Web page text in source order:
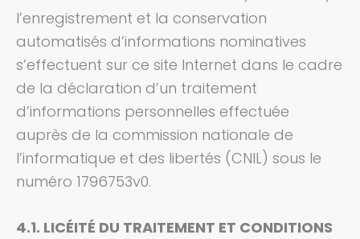
l’enregistrement et la conservation
automatisés d’informations nominatives
s’effectuent sur ce site Internet dans le cadre
de la déclaration d’un traitement
d’informations personnelles effectuée
auprès de la commission nationale de
l’informatique et des libertés (CNIL) sous le
numéro 1796753v0.
4.1. LICÉITÉ DU TRAITEMENT ET CONDITIONS